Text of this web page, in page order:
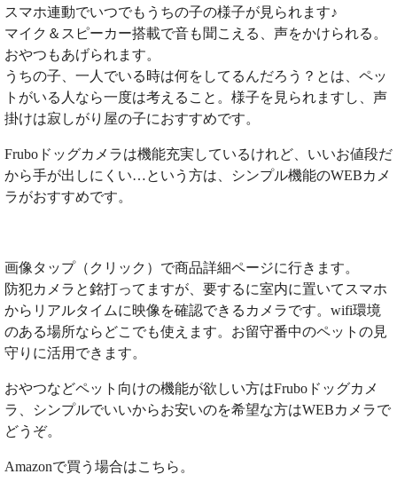
スマホ連動でいつでもうちの子の様子が見られます♪
マイク＆スピーカー搭載で音も聞こえる、声をかけられる。
おやつもあげられます。
うちの子、一人でいる時は何をしてるんだろう？とは、ペッ
トがいる人なら一度は考えること。様子を見られますし、声
掛けは寂しがり屋の子におすすめです。
Fruboドッグカメラは機能充実しているけれど、いいお値段だ
から手が出しにくい…という方は、シンプル機能のWEBカメ
ラがおすすめです。
画像タップ（クリック）で商品詳細ページに行きます。
防犯カメラと銘打ってますが、要するに室内に置いてスマホ
からリアルタイムに映像を確認できるカメラです。wifi環境
のある場所ならどこでも使えます。お留守番中のペットの見
守りに活用できます。
おやつなどペット向けの機能が欲しい方はFruboドッグカメ
ラ、シンプルでいいからお安いのを希望な方はWEBカメラで
どうぞ。
Amazonで買う場合はこちら。